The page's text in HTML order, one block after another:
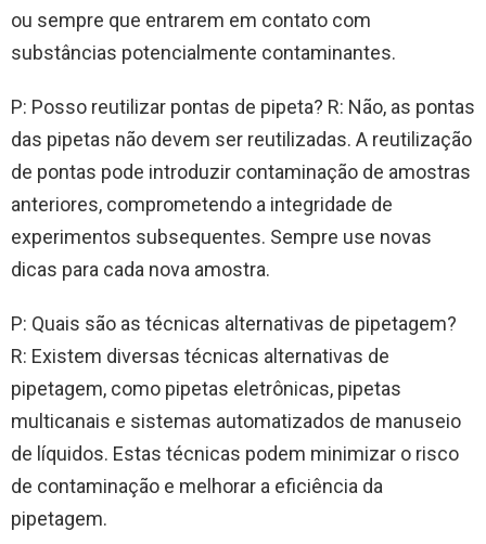
ou sempre que entrarem em contato com
substâncias potencialmente contaminantes.
P: Posso reutilizar pontas de pipeta? R: Não, as pontas
das pipetas não devem ser reutilizadas. A reutilização
de pontas pode introduzir contaminação de amostras
anteriores, comprometendo a integridade de
experimentos subsequentes. Sempre use novas
dicas para cada nova amostra.
P: Quais são as técnicas alternativas de pipetagem?
R: Existem diversas técnicas alternativas de
pipetagem, como pipetas eletrônicas, pipetas
multicanais e sistemas automatizados de manuseio
de líquidos. Estas técnicas podem minimizar o risco
de contaminação e melhorar a eficiência da
pipetagem.